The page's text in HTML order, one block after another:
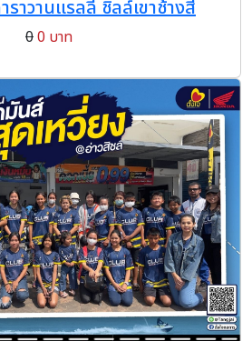
ราวานแรลลี่ ชิลล์เขาช้างสี
00 บาท